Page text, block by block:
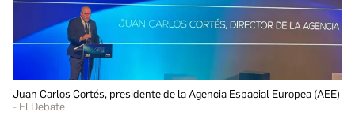
Juan Carlos Cortés, presidente de la Agencia Espacial Europea (AEE)
El Debate